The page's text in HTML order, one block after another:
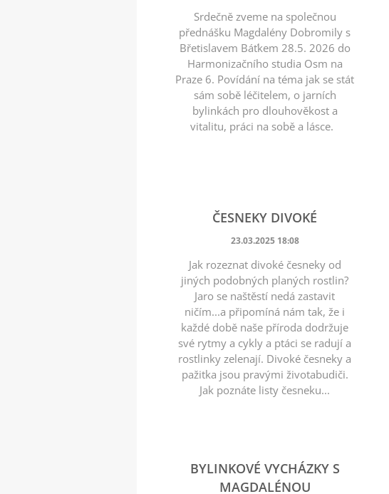
Srdečně zveme na společnou
přednášku Magdalény Dobromily s
Břetislavem Báťkem 28.5. 2026 do
Harmonizačního studia Osm na
Praze 6. Povídání na téma jak se stát
sám sobě léčitelem, o jarních
bylinkách pro dlouhověkost a
vitalitu, práci na sobě a lásce.
ČESNEKY DIVOKÉ
23.03.2025 18:08
Jak rozeznat divoké česneky od
jiných podobných planých rostlin?
Jaro se naštěstí nedá zastavit
ničím...a připomíná nám tak, že i
každé době naše příroda dodržuje
své rytmy a cykly a ptáci se radují a
rostlinky zelenají. Divoké česneky a
pažitka jsou pravými životabudiči.
Jak poznáte listy česneku...
BYLINKOVÉ VYCHÁZKY S
MAGDALÉNOU